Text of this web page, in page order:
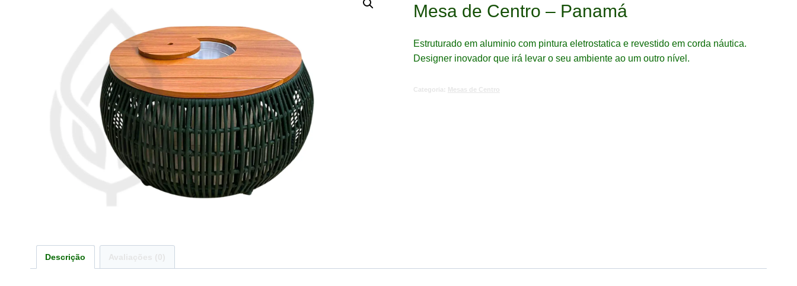
Mesa de Centro – Panamá
Estruturado em aluminio com pintura eletrostatica e revestido em corda náutica.
Designer inovador que irá levar o seu ambiente ao um outro nível.
Categoria: Mesas de Centro
Descrição